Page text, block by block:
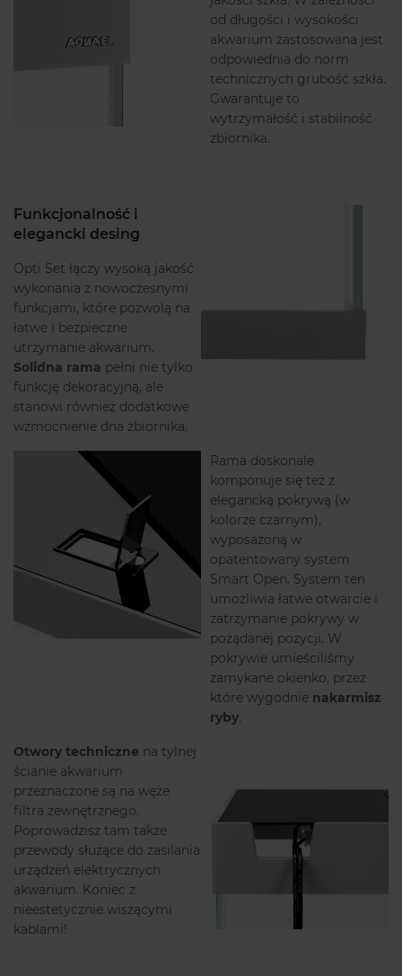
od długości i wysokości
akwarium zastosowana jest
odpowiednia do norm
technicznych grubość szkła.
Gwarantuje to
wytrzymałość i stabilność
zbiornika.
Funkcjonalność i
elegancki desing
Opti Set łączy wysoką jakość
wykonania z nowoczesnymi
funkcjami, które pozwolą na
łatwe i bezpieczne
utrzymanie akwarium.
Solidna rama pełni nie tylko
funkcję dekoracyjną, ale
stanowi również dodatkowe
wzmocnienie dna zbiornika.
Rama doskonale
komponuje się też z
elegancką pokrywą (w
kolorze czarnym),
wyposażoną w
opatentowany system
Smart Open. System ten
umożliwia łatwe otwarcie i
zatrzymanie pokrywy w
pożądanej pozycji. W
pokrywie umieściliśmy
zamykane okienko, przez
które wygodnie nakarmisz
ryby.
Otwory techniczne na tylnej
ścianie akwarium
przeznaczone są na węże
filtra zewnętrznego.
Poprowadzisz tam także
przewody służące do zasilania
urządzeń elektrycznych
akwarium. Koniec z
nieestetycznie wiszącymi
kablami!